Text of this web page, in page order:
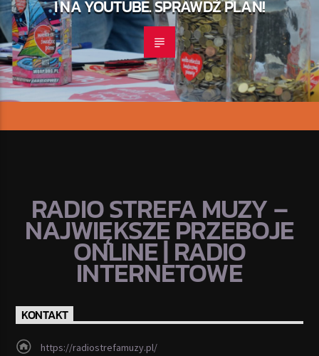
I NA YOUTUBE. SPRAWDŹ PLAN!
RADIO STREFA MUZY –
NAJWIĘKSZE PRZEBOJE
ONLINE | RADIO
INTERNETOWE
KONTAKT
https://radiostrefamuzy.pl/